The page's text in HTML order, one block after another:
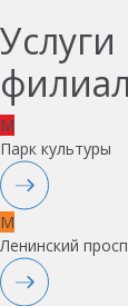
M
Парк культуры
M
Ленинский